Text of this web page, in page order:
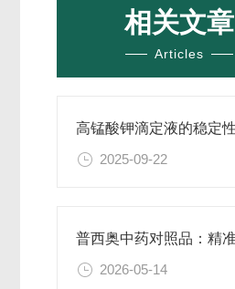
相关文章
Articles
2025-09-22
2026-05-14